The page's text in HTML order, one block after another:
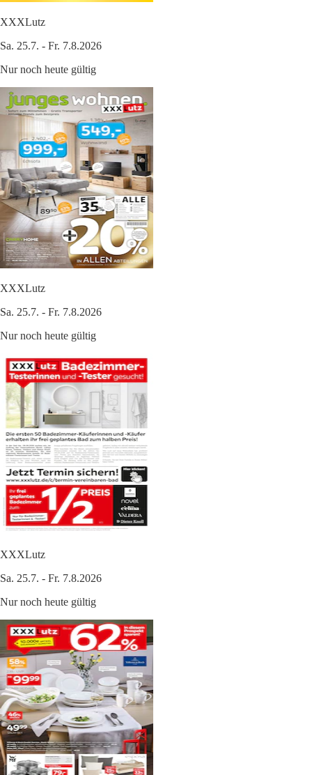
XXXLutz
Sa. 25.7. - Fr. 7.8.2026
Nur noch heute gültig
XXXLutz
Sa. 25.7. - Fr. 7.8.2026
Nur noch heute gültig
XXXLutz
Sa. 25.7. - Fr. 7.8.2026
Nur noch heute gültig